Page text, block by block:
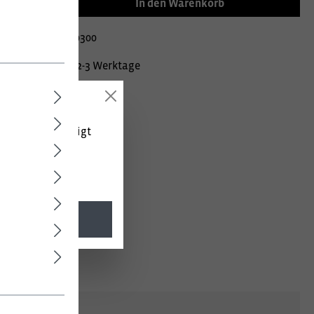
In den Warenkorb
0900003900300
Lieferzeit ca. 2-3 Werktage
(netto) angezeigt